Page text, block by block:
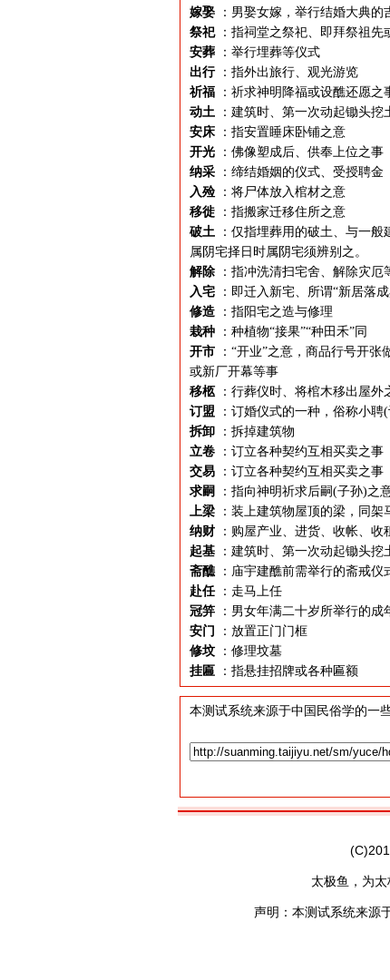
嫁娶
：男娶女嫁，举行结婚大典的
祭祀 ：指祠堂之祭祀、即拜祭祖
安葬
：举行埋葬等仪式
出行 ：指外出旅行、观光游览
祈福
：祈求神明降福或设醮还愿之
动土
：建筑时、第一次动起锄头挖
安床
：指安置睡床卧铺之意
开光
：佛像塑成后、供奉上位之事
纳采
：缔结婚姻的仪式、受授聘金
入殓
：将尸体放入棺材之意
移徙
：指搬家迁移住所之意
破土
：仅指埋葬用的破土、与一
属阴宅择日时属阴宅须辨别之。
解除
：指冲洗清扫宅舍、解除灾厄
入宅
：即迁入新宅、所谓“新居落
修造
：指阳宅之造与修理
栽种
：种植物“接果”“种田禾”同
开市
：“开业”之意，商品行号开
或新厂开幕等事
移柩
：行葬仪时、将棺木移出屋外
订盟
：订婚仪式的一种，俗称小聘
拆卸
：拆掉建筑物
立卷
：订立各种契约互相买卖之事
交易
：订立各种契约互相买卖之事
求嗣
：指向神明祈求后嗣(子孙)之
上梁
：装上建筑物屋顶的梁，同架
纳财
：购屋产业、进货、收帐、
起基
：建筑时、第一次动起锄头挖
斋醮 ：庙宇建醮前需举行的斋戒仪
赴任 ：走马上任
冠笄
：男女年满二十岁所举行的成
安门
：放置正门门框
修坟
：修理坟墓
挂匾
：指悬挂招牌或各种匾额
本测试系统来源于中国民俗学的一
太极鱼，为
声明：本测试系统来源